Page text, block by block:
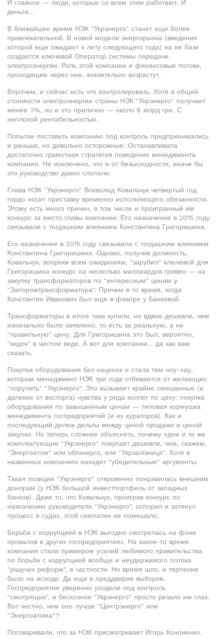
И главное — люди, которые со всем этим работают. И
деньги…
В ближайшее время НЭК "Укрэнерго" станет еще более
привлекательной. В новой модели энергорынка (введения
которой еще ожидают к лету следующего года) на ее базе
создается ключевой Оператор системы передачи
электроэнергии. Роль этой компании и финансовые потоки,
проходящие через нее, значительно возрастут.
Впрочем, и сейчас есть что контролировать. Хотя в общей
стоимости электроэнергии страны НЭК "Укрэнерго" получает
менее 3%, но и это прилично — около 8 млрд грн. С
неплохой рентабельностью.
Попытки поставить компанию под контроль предпринимались
и раньше, но довольно осторожные. Останавливала
достаточно грамотная стратегия поведения менеджмента
компании. Не исключено, что и от безысходности, иначе бы
это руководство давно слопали.
Глава НЭК "Укрэнерго" Всеволод Ковальчук четвертый год
гордо носит приставку временно исполняющего обязанности.
Этому есть много причин, в том числе и проигранный им
конкурс за место главы компании. Его назначение в 2015 году
связывали с тогдашним влиянием Константина Григоришина.
Его назначение в 2015 году связывали с тогдашним влиянием
Константина Григоришина. Однако, получив должность,
Ковальчук, вопреки всем ожиданиям, "зарубил" ключевой для
Григоришина конкурс на несколько миллиардов гривен — на
закупку трансформаторов по "интересным" ценам у
"Запорожтрансформатора". Причем в то время, когда
Константин Иванович был еще в фаворе у Банковой.
Трансформаторы в итоге таки купили, но вдвое дешевле, чем
изначально было заявлено, то есть за реальную, а не
"правильную" цену. Для Григоришина это был, вероятно,
"кидок" в чистом виде. А вот для компании… да как вам
сказать.
Покупка оборудования без наценок и стала тем ноу-хау,
которым менеджмент НЭК три года отбивается от желающих
"порулить" "Укрэнерго". Это вызывает крайне смешанные (и
далекие от восторга) чувства у ряда коллег по цеху: покупка
оборудования по завышенным ценам — типовая кормушка
менеджмента госпредприятий (и их кураторов). Как и
последующий дележ дельты между ценой продажи и ценой
закупки. Но теперь сложнее объяснять, почему одни и те же
комплектующие "Укрэнерго" покупает дешевле, чем, скажем,
"Энергоатом" или облэнерго, или "Укрзалізниця". Хотя в
названных компаниях находят "убедительные" аргументы.
Такая позиция "Укрэнерго" откровенно понравилась внешним
донорам (у НЭК большой инвестпортфель от западных
банков). Даже то, что Ковальчук, проиграв конкурс по
назначению руководителя "Укрэнерго", оспорил и затянул
процесс в судах, этой симпатии не помешало.
Борьба с коррупцией в НЭК выгодно смотрелась на фоне
провалов в других госпредприятиях. На какое-то время
компания стала примером усилий любимого правительства
по борьбе с коррупцией вообще и неудержимого потока
"рішучих реформ", в частности. Но время шло, и терпение
было на исходе. Да еще в преддверии выборов.
Госпредприятия уверенно уходили под контроль
"смотрящих", и бесхозное "Укрэнерго" просто резало им глаз.
Вот честно, чем оно лучше "Центрэнерго" или
"Энергоатома"?
Поговаривали, что за НЭК присматривает Игорь Кононенко.